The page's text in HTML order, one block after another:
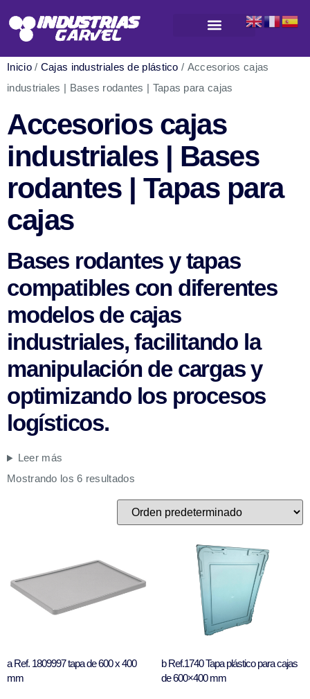
Inicio/ Cajas industriales de plástico / Accesorios cajas
industriales | Bases rodantes | Tapas para cajas
Accesorios cajas
industriales | Bases
rodantes | Tapas para
cajas
Bases rodantes y tapas
compatibles con diferentes
modelos de cajas
industriales, facilitando la
manipulación de cargas y
optimizando los procesos
logísticos.
Leer más
Mostrando los 6 resultados
a Ref. 1809997 tapa de 600 x 400
mm
b Ref.1740 Tapa plástico para cajas
de 600×400 mm